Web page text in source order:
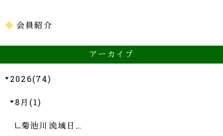
会員紹介
アーカイブ
2026(74)
8月(1)
菊池川流域日…